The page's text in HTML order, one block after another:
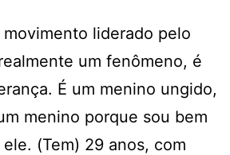
movimento liderado pelo
um fenômeno, é
É um menino ungido,
menino porque sou bem
(Tem) 29 anos, com